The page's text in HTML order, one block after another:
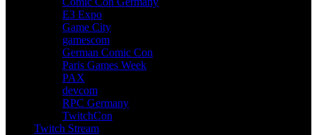
E3 Expo
Game City
gamescom
German Comic Con
Paris Games Week
PAX
devcom
RPC Germany
TwitchCon
Twitch Stream